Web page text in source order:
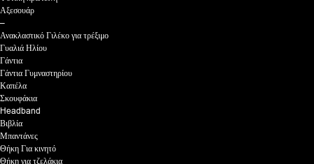
Αξεσουάρ
–
Ανακλαστικό Γιλέκο για τρέξιμο
Γυαλιά Ηλίου
Γάντια
Γάντια Γυμναστηρίου
Καπέλα
Σκουφάκια
Headband
Βιβλία
Μπαντάνες
Θήκη Για κινητό
Θήκη για τζελάκια